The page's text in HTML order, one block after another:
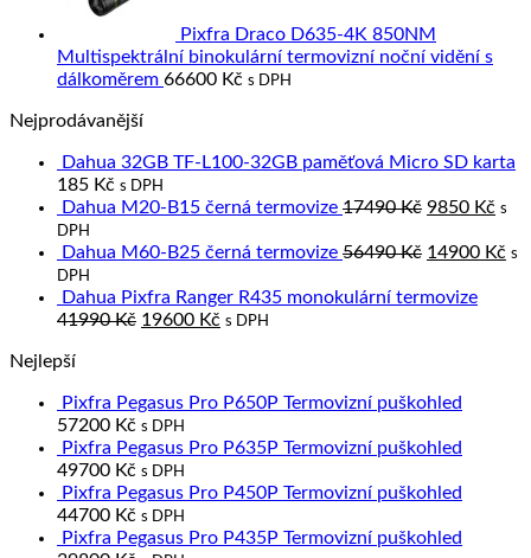
Pixfra Draco D635-4K 850NM
Multispektrální binokulární termovizní noční vidění s
dálkoměrem 66600 Kč s DPH
Nejprodávanější
Dahua 32GB TF-L100-32GB paměťová Micro SD karta
185 Kč s DPH
Dahua M20-B15 černá termovize 17490Kč Original
was:
9850 Kč
is:
s
DPH
Dahua M60-B25 černá termovize 56490Kč Original
was:
14900 Kč s
DPH
Dahua Pixfra Ranger R435 monokulární termovize
41990Kč Original
19600 Kč Current
s DPH
Nejlepší
Pixfra Pegasus Pro P650P Termovizní puškohled
57200 Kč s DPH
Pixfra Pegasus Pro P635P Termovizní puškohled
49700 Kč s DPH
Pixfra Pegasus Pro P450P Termovizní puškohled
44700 Kč s DPH
Pixfra Pegasus Pro P435P Termovizní puškohled